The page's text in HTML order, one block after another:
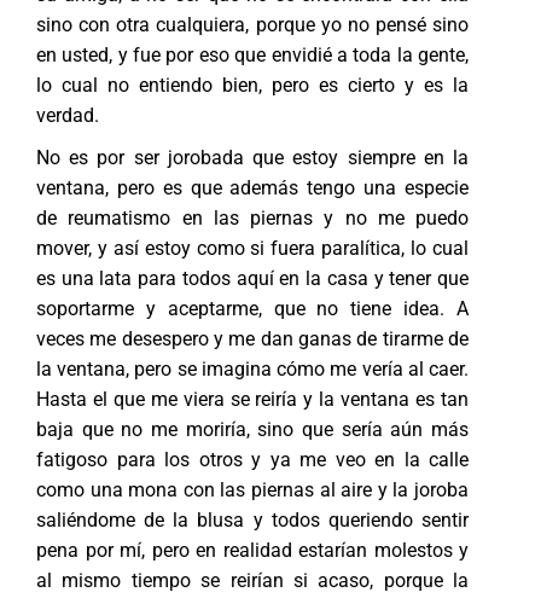
sino con otra cualquiera, porque yo no pensé sino
en usted, y fue por eso que envidié a toda la gente,
lo cual no entiendo bien, pero es cierto y es la
verdad.
No es por ser jorobada que estoy siempre en la
ventana, pero es que además tengo una especie
de reumatismo en las piernas y no me puedo
mover, y así estoy como si fuera paralítica, lo cual
es una lata para todos aquí en la casa y tener que
soportarme y aceptarme, que no tiene idea. A
veces me desespero y me dan ganas de tirarme de
la ventana, pero se imagina cómo me vería al caer.
Hasta el que me viera se reiría y la ventana es tan
baja que no me moriría, sino que sería aún más
fatigoso para los otros y ya me veo en la calle
como una mona con las piernas al aire y la joroba
saliéndome de la blusa y todos queriendo sentir
pena por mí, pero en realidad estarían molestos y
al mismo tiempo se reirían si acaso, porque la